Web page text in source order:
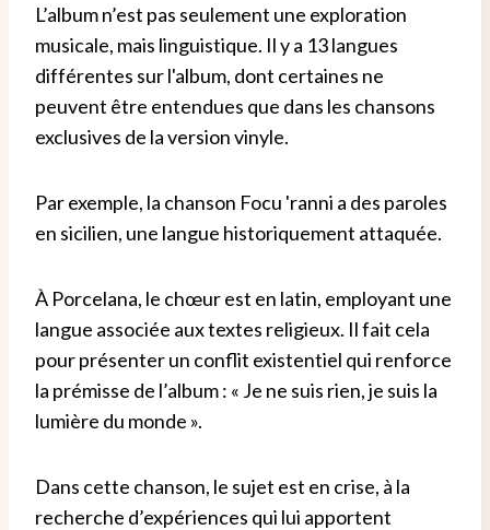
L’album n’est pas seulement une exploration
musicale, mais linguistique. Il y a 13 langues
différentes sur l'album, dont certaines ne
peuvent être entendues que dans les chansons
exclusives de la version vinyle.
Par exemple, la chanson Focu 'ranni a des paroles
en sicilien, une langue historiquement attaquée.
À Porcelana, le chœur est en latin, employant une
langue associée aux textes religieux. Il fait cela
pour présenter un conflit existentiel qui renforce
la prémisse de l’album : « Je ne suis rien, je suis la
lumière du monde ».
Dans cette chanson, le sujet est en crise, à la
recherche d’expériences qui lui apportent